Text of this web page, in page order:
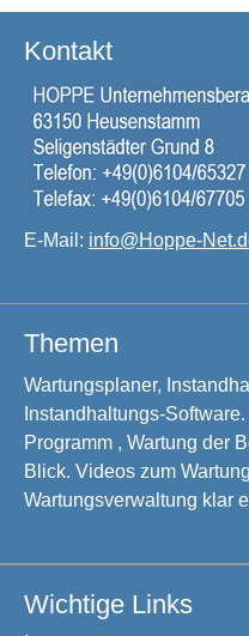
Kontakt
E-Mail: info@Hoppe-
Themen
Wartungsplaner,
Instandhaltungs-
Programm , Wartung der
Blick. Videos zum
Wartungsverwaltung klar
Wichtige Links